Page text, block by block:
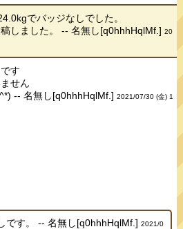
でバッジなしでした。
しました。 -- 名無し[q0hhhHqlMf.]20
す
せん
-- 名無し[q0hhhHqlMf.]2021/07/30 (金) 1
です。 -- 名無し[q0hhhHqlMf.] 2021/0